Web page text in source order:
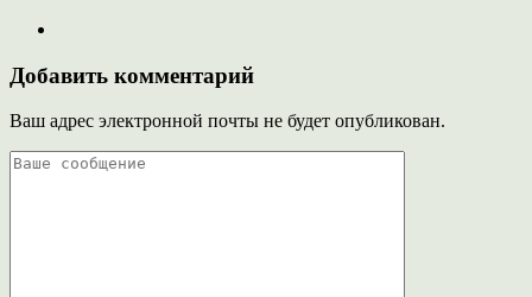
Добавить комментарий
Ваш адрес электронной почты не будет опубликован.